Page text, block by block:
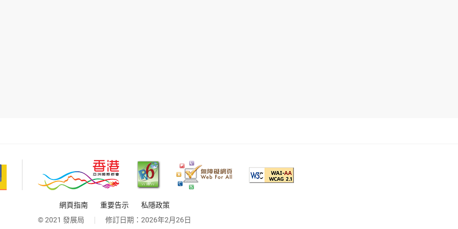
網頁指南 重要告示
私隱政策
© 2021 發展局
修訂日期： 2026年2月26日